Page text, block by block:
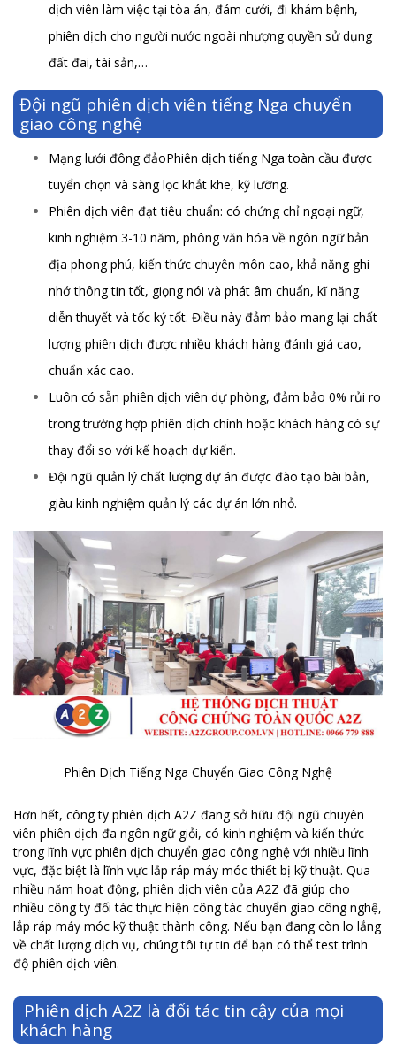
dịch viên làm việc tại tòa án, đám cưới, đi khám bệnh,
phiên dịch cho người nước ngoài nhượng quyền sử dụng
đất đai, tài sản,…
Đội ngũ phiên dịch viên tiếng Nga chuyển
giao công nghệ
Mạng lưới đông đảoPhiên dịch tiếng Nga toàn cầu được
tuyển chọn và sàng lọc khắt khe, kỹ lưỡng.
Phiên dịch viên đạt tiêu chuẩn: có chứng chỉ ngoại ngữ,
kinh nghiệm 3-10 năm, phông văn hóa về ngôn ngữ bản
địa phong phú, kiến thức chuyên môn cao, khả năng ghi
nhớ thông tin tốt, giọng nói và phát âm chuẩn, kĩ năng
diễn thuyết và tốc ký tốt. Điều này đảm bảo mang lại chất
lượng phiên dịch được nhiều khách hàng đánh giá cao,
chuẩn xác cao.
Luôn có sẵn phiên dịch viên dự phòng, đảm bảo 0% rủi ro
trong trường hợp phiên dịch chính hoặc khách hàng có sự
thay đổi so với kế hoạch dự kiến.
Đội ngũ quản lý chất lượng dự án được đào tạo bài bản,
giàu kinh nghiệm quản lý các dự án lớn nhỏ.
Phiên Dịch Tiếng Nga Chuyển Giao Công Nghệ
Hơn hết, công ty phiên dịch A2Z đang sở hữu đội ngũ chuyên
viên phiên dịch đa ngôn ngữ giỏi, có kinh nghiệm và kiến thức
trong lĩnh vực phiên dịch chuyển giao công nghệ với nhiều lĩnh
vực, đặc biệt là lĩnh vực lắp ráp máy móc thiết bị kỹ thuật. Qua
nhiều năm hoạt động, phiên dịch viên của A2Z đã giúp cho
nhiều công ty đối tác thực hiện công tác chuyển giao công nghệ,
lắp ráp máy móc kỹ thuật thành công. Nếu bạn đang còn lo lắng
về chất lượng dịch vụ, chúng tôi tự tin để bạn có thể test trình
độ phiên dịch viên.
Phiên dịch A2Z là đối tác tin cậy của mọi
khách hàng